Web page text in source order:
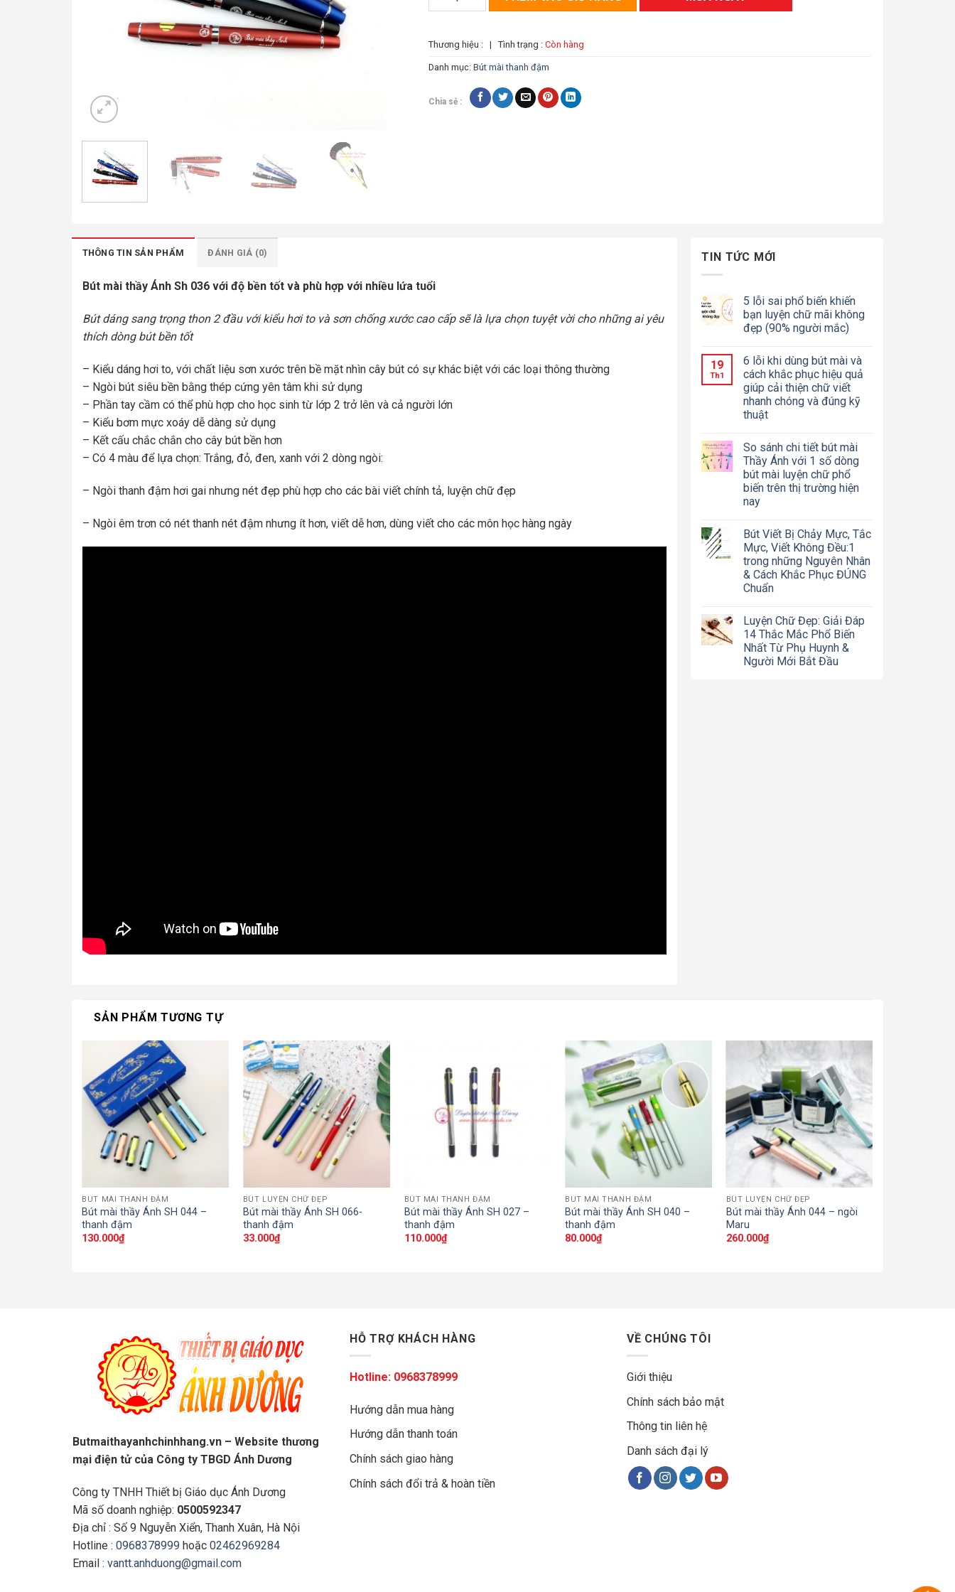
Thương hiệu : | Tình trạng :Còn hàng
Danh mục:Bút mài thanh đậm
Chia sẻ :
THÔNG TIN SẢN PHẨM ĐÁNH GIÁ (0)
Bút mài thầy Ánh Sh 036 với độ bền tốt và phù hợp với nhiều lứa tuổi
Bút dáng sang trọng thon 2 đầu với kiểu hơi to và sơn chống xước cao cấp sẽ là lựa chọn tuyệt vời cho những ai yêu
thích dòng bút bền tốt
– Kiểu dáng hơi to, với chất liệu sơn xước trên bề mặt nhìn cây bút có sự khác biệt với các loại thông thường
– Ngòi bút siêu bền bằng thép cứng yên tâm khi sử dụng
– Phần tay cầm có thể phù hợp cho học sinh từ lớp 2 trở lên và cả người lớn
– Kiểu bơm mực xoáy dễ dàng sử dụng
– Kết cấu chắc chắn cho cây bút bền hơn
– Có 4 màu để lựa chọn: Trắng, đỏ, đen, xanh với 2 dòng ngòi:
– Ngòi thanh đậm hơi gai nhưng nét đẹp phù hợp cho các bài viết chính tả, luyện chữ đẹp
– Ngòi êm trơn có nét thanh nét đậm nhưng ít hơn, viết dễ hơn, dùng viết cho các môn học hàng ngày
TIN TỨC MỚI
5 lỗi sai phổ biến khiến
bạn luyện chữ mãi không
đẹp (90% người mắc)
19
Th1
6 lỗi khi dùng bút mài và
cách khắc phục hiệu quả
giúp cải thiện chữ viết
nhanh chóng và đúng kỹ
thuật
So sánh chi tiết bút mài
Thầy Ánh với 1 số dòng
bút mài luyện chữ phổ
biến trên thị trường hiện
nay
Bút Viết Bị Chảy Mực, Tắc
Mực, Viết Không Đều:1
trong những Nguyên Nhân
& Cách Khắc Phục ĐÚNG
Chuẩn
Luyện Chữ Đẹp: Giải Đáp
14 Thắc Mắc Phổ Biến
Nhất Từ Phụ Huynh &
Người Mới Bắt Đầu
SẢN PHẨM TƯƠNG TỰ
BÚT MÀI THANH ĐẬM
Bút mài thầy Ánh SH 044 –
thanh đậm
130.000₫
BÚT LUYỆN CHỮ ĐẸP
Bút mài thầy Ánh SH 066-
thanh đậm
33.000₫
BÚT MÀI THANH ĐẬM
Bút mài thầy Ánh SH 027 –
thanh đậm
110.000₫
BÚT MÀI THANH ĐẬM
Bút mài thầy Ánh SH 040 –
thanh đậm
80.000₫
BÚT LUYỆN CHỮ ĐẸP
Bút mài thầy Ánh 044 – ngòi
Maru
260.000₫
Butmaithayanhchinhhang.vn – Website thương
mại điện tử của Công ty TBGD Ánh Dương
Công ty TNHH Thiết bị Giáo dục Ánh Dương
Mã số doanh nghiệp: 0500592347
Địa chỉ : Số 9 Nguyễn Xiển, Thanh Xuân, Hà Nội
Hotline : 0968378999 hoặc 02462969284
Email : vantt.anhduong@gmail.com
HỖ TRỢ KHÁCH HÀNG
Hotline: 0968378999
Hướng dẫn mua hàng
Hướng dẫn thanh toán
Chính sách giao hàng
Chính sách đổi trả & hoàn tiền
VỀ CHÚNG TÔI
Giới thiệu
Chính sách bảo mật
Thông tin liên hệ
Danh sách đại lý